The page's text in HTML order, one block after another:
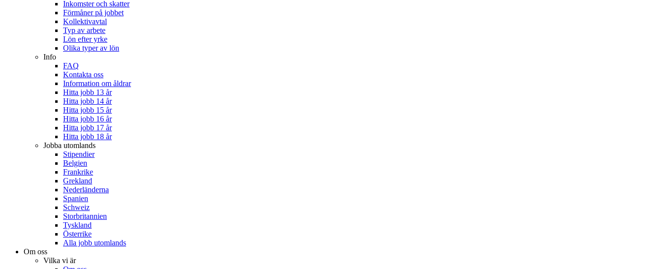
Inkomster och skatter
Förmåner på jobbet
Kollektivavtal
Typ av arbete
Lön efter yrke
Olika typer av lön
Info
FAQ
Kontakta oss
Information om åldrar
Hitta jobb 13 år
Hitta jobb 14 år
Hitta jobb 15 år
Hitta jobb 16 år
Hitta jobb 17 år
Hitta jobb 18 år
Jobba utomlands
Stipendier
Belgien
Frankrike
Grekland
Nederländerna
Spanien
Schweiz
Storbritannien
Tyskland
Österrike
Alla jobb utomlands
Om oss
Vilka vi är